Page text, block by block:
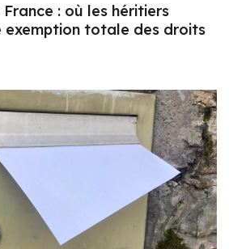
: où les héritiers
exemption totale des droits